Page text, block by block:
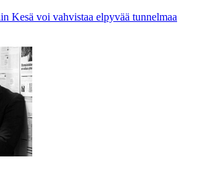
Kesä voi vahvistaa elpyvää tunnelmaa